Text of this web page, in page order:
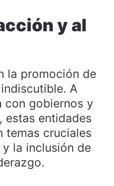
y al
la promoción de
A
con gobiernos y
estas entidades
temas cruciales
la inclusión de